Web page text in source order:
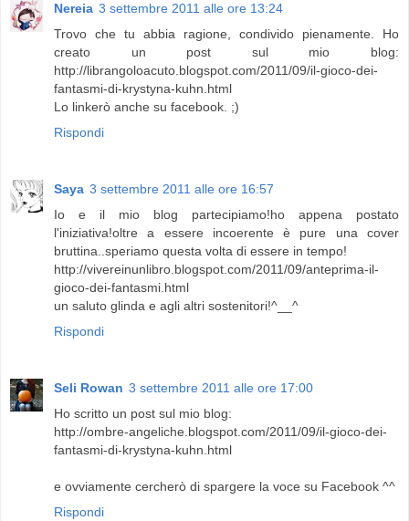
Nereia 3 settembre 2011 alle ore 13:24
Trovo che tu abbia ragione, condivido pienamente. Ho
creato un post sul mio blog:
http://librangoloacuto.blogspot.com/2011/09/il-gioco-dei-
fantasmi-di-krystyna-kuhn.html
Lo linkerò anche su facebook. ;)
Rispondi
Saya 3 settembre 2011 alle ore 16:57
Io e il mio blog partecipiamo!ho appena postato
l'iniziativa!oltre a essere incoerente è pure una cover
bruttina..speriamo questa volta di essere in tempo!
http://vivereinunlibro.blogspot.com/2011/09/anteprima-il-
gioco-dei-fantasmi.html
un saluto glinda e agli altri sostenitori!^__^
Rispondi
Seli Rowan 3 settembre 2011 alle ore 17:00
Ho scritto un post sul mio blog:
http://ombre-angeliche.blogspot.com/2011/09/il-gioco-dei-
fantasmi-di-krystyna-kuhn.html
e ovviamente cercherò di spargere la voce su Facebook ^^
Rispondi